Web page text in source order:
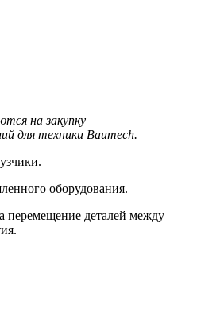
на закупку
для техники Baumech.
оборудования.
перемещение деталей между